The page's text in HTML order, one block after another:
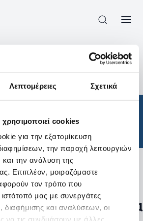
Λεπτομέρειες Σχετικά
cookies
για την εξατομίκευση
την παροχή λειτουργιών
την ανάλυση της
Επιπλέον, μοιραζόμαστε
τον τρόπο που
ιστότοπό μας με συνεργάτες
και αναλύσεων, οι
να τις συνδυάσουν με άλλες
/
Κατηγορίες
προϊόντα με τα